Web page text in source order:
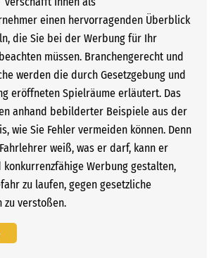
einen hervorragenden Überblick
die Sie bei der Werbung für Ihr
müssen. Branchengerecht und
werden die durch Gesetzgebung und
eröffneten Spielräume erläutert. Das
anhand bebilderter Beispiele aus der
wie Sie Fehler vermeiden können. Denn
weiß, was er darf, kann er
konkurrenzfähige Werbung gestalten,
zu laufen, gegen gesetzliche
zu verstoßen.